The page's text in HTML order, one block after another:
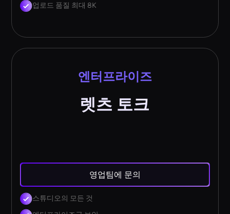
업로드 품질 최대 8K
엔터프라이즈
렛츠 토크
영업팀에 문의
스튜디오의 모든 것